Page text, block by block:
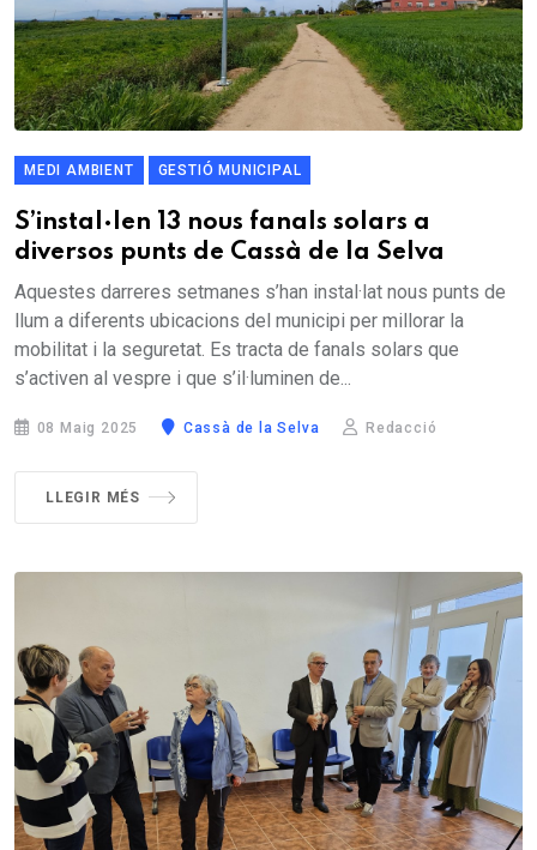
MEDI AMBIENT GESTIÓ MUNICIPAL
S’instal·len 13 nous fanals solars a
diversos punts de Cassà de la Selva
Aquestes darreres setmanes s’han instal·lat nous punts de
llum a diferents ubicacions del municipi per millorar la
mobilitat i la seguretat. Es tracta de fanals solars que
s’activen al vespre i que s’il·luminen de...
08 Maig 2025 Cassà de la Selva Redacció
LLEGIR MÉS